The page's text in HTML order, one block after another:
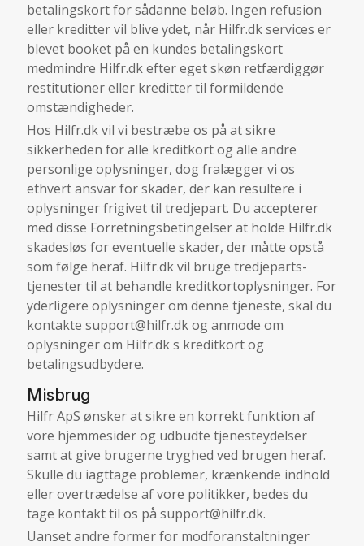
betalingskort for sådanne beløb. Ingen refusion
eller kreditter vil blive ydet, når Hilfr.dk services er
blevet booket på en kundes betalingskort
medmindre Hilfr.dk efter eget skøn retfærdiggør
restitutioner eller kreditter til formildende
omstændigheder.
Hos Hilfr.dk vil vi bestræbe os på at sikre
sikkerheden for alle kreditkort og alle andre
personlige oplysninger, dog fralægger vi os
ethvert ansvar for skader, der kan resultere i
oplysninger frigivet til tredjepart. Du accepterer
med disse Forretningsbetingelser at holde Hilfr.dk
skadesløs for eventuelle skader, der måtte opstå
som følge heraf. Hilfr.dk vil bruge tredjeparts-
tjenester til at behandle kreditkortoplysninger. For
yderligere oplysninger om denne tjeneste, skal du
kontakte support@hilfr.dk og anmode om
oplysninger om Hilfr.dk s kreditkort og
betalingsudbydere.
Misbrug
Hilfr ApS ønsker at sikre en korrekt funktion af
vore hjemmesider og udbudte tjenesteydelser
samt at give brugerne tryghed ved brugen heraf.
Skulle du iagttage problemer, krænkende indhold
eller overtrædelse af vore politikker, bedes du
tage kontakt til os på support@hilfr.dk.
Uanset andre former for modforanstaltninger